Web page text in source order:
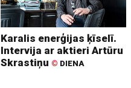
Karalis enerģijas ķīselī.
Intervija ar aktieri Artūru
Skrastiņu © DIENA